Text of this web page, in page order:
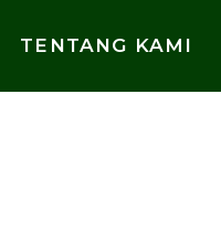
TENTANG KAMI